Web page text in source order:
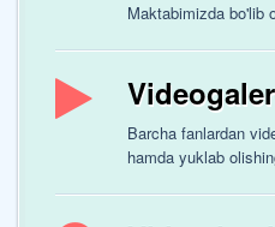
Maktabimizda bo'lib
Barcha fanlardan
hamda yuklab